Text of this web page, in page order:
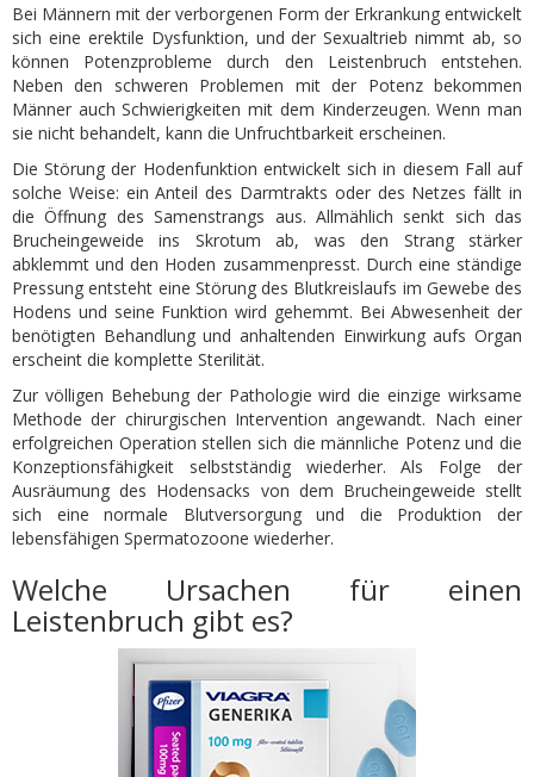
Bei Männern mit der verborgenen Form der Erkrankung entwickelt
sich eine erektile Dysfunktion, und der Sexualtrieb nimmt ab, so
können Potenzprobleme durch den Leistenbruch entstehen.
Neben den schweren Problemen mit der Potenz bekommen
Männer auch Schwierigkeiten mit dem Kinderzeugen. Wenn man
sie nicht behandelt, kann die Unfruchtbarkeit erscheinen.
Die Störung der Hodenfunktion entwickelt sich in diesem Fall auf
solche Weise: ein Anteil des Darmtrakts oder des Netzes fällt in
die Öffnung des Samenstrangs aus. Allmählich senkt sich das
Brucheingeweide ins Skrotum ab, was den Strang stärker
abklemmt und den Hoden zusammenpresst. Durch eine ständige
Pressung entsteht eine Störung des Blutkreislaufs im Gewebe des
Hodens und seine Funktion wird gehemmt. Bei Abwesenheit der
benötigten Behandlung und anhaltenden Einwirkung aufs Organ
erscheint die komplette Sterilität.
Zur völligen Behebung der Pathologie wird die einzige wirksame
Methode der chirurgischen Intervention angewandt. Nach einer
erfolgreichen Operation stellen sich die männliche Potenz und die
Konzeptionsfähigkeit selbstständig wiederher. Als Folge der
Ausräumung des Hodensacks von dem Brucheingeweide stellt
sich eine normale Blutversorgung und die Produktion der
lebensfähigen Spermatozoone wiederher.
Welche Ursachen für einen
Leistenbruch gibt es?